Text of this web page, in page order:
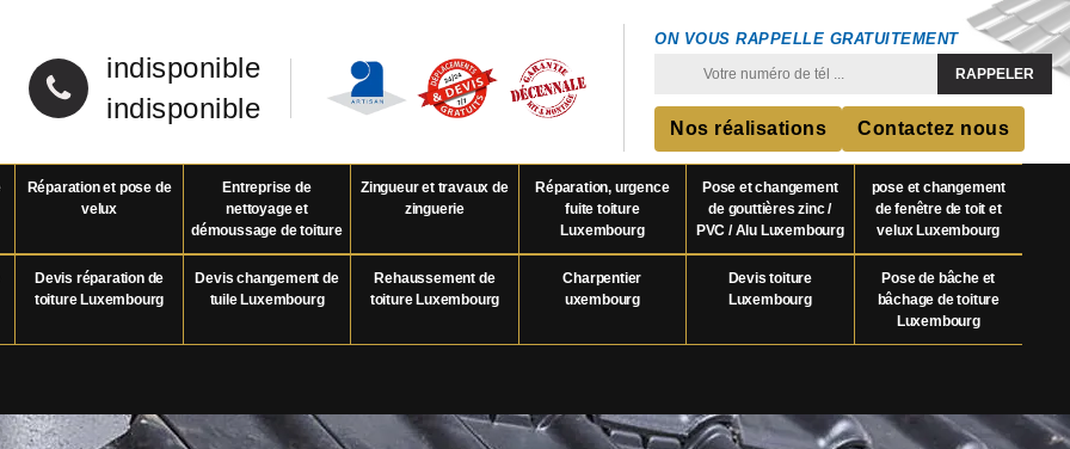
indisponible
indisponible
ON VOUS RAPPELLE GRATUITEMENT
Nos réalisations Contactez nous
Réparation et pose de
velux
Entreprise de
nettoyage et
démoussage de toiture
Zingueur et travaux de
zinguerie
Réparation, urgence
fuite toiture
Luxembourg
Pose et changement
de gouttières zinc /
PVC / Alu Luxembourg
pose et changement
de fenêtre de toit et
velux Luxembourg
Devis réparation de
toiture Luxembourg
Devis changement de
tuile Luxembourg
Rehaussement de
toiture Luxembourg
Charpentier
uxembourg
Devis toiture
Luxembourg
Pose de bâche et
bâchage de toiture
Luxembourg